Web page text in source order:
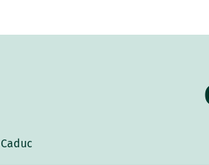
Caduc